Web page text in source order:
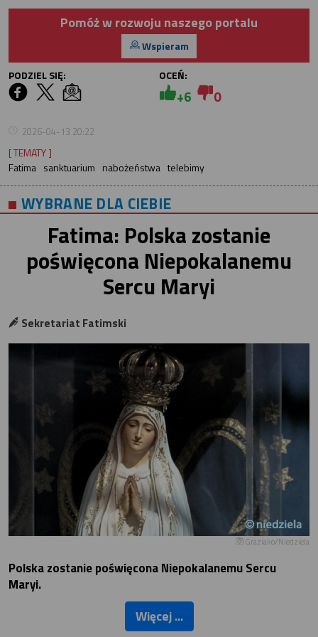
Pomóż w rozwoju naszego portalu
Wspieram
PODZIEL SIĘ:
OCEŃ:
+6 0
2026-04-13 20:22
[ TEMATY ]
Fatima sanktuarium nabożeństwa telebimy
WYBRANE DLA CIEBIE
Fatima: Polska zostanie
poświęcona Niepokalanemu
Sercu Maryi
Sekretariat Fatimski
Graziako/Niedziela
Polska zostanie poświęcona Niepokalanemu Sercu
Maryi.
Więcej ...